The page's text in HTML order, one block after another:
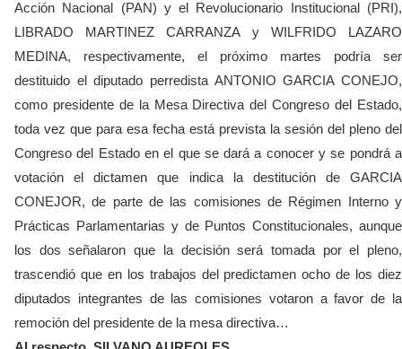
Acción Nacional (PAN) y el Revolucionario Institucional (PRI),
LIBRADO MARTINEZ CARRANZA y WILFRIDO LAZARO
MEDINA, respectivamente, el próximo martes podría ser
destituido el diputado perredista ANTONIO GARCIA CONEJO,
como presidente de la Mesa Directiva del Congreso del Estado,
toda vez que para esa fecha está prevista la sesión del pleno del
Congreso del Estado en el que se dará a conocer y se pondrá a
votación el dictamen que indica la destitución de GARCIA
CONEJOR, de parte de las comisiones de Régimen Interno y
Prácticas Parlamentarias y de Puntos Constitucionales, aunque
los dos señalaron que la decisión será tomada por el pleno,
trascendió que en los trabajos del predictamen ocho de los diez
diputados integrantes de las comisiones votaron a favor de la
remoción del presidente de la mesa directiva…